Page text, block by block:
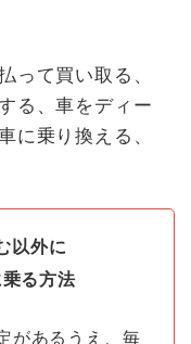
って買い取る、
る、車をディー
に乗り換える、
以外に
る方法
があるうえ、毎